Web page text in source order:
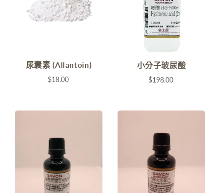
尿囊素 (Allantoin)
$18.00
小分子玻尿酸
$198.00